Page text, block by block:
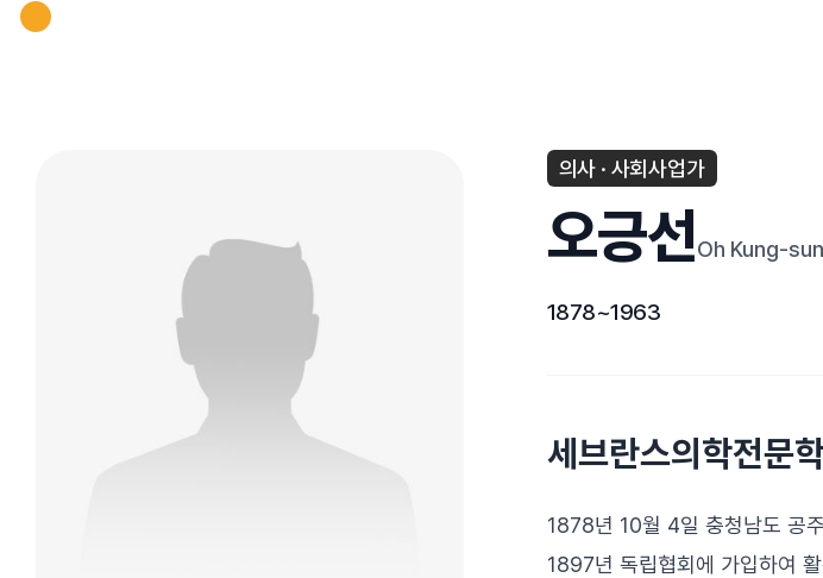
의사 · 사회사업가
오긍선Oh Kung-sun
1878~1963
세브란스의학전문
1878년 10월 4일 충청남도 공
1897년 독립협회에 가입하여